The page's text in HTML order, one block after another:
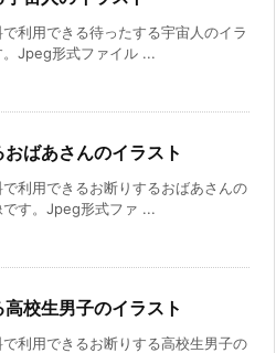
利用できる待ったする宇宙人のイラ
。Jpeg形式ファイル ...
ばあさんのイラスト
利用できるお断りするおばあさんの
です。Jpeg形式ファ ...
校生男子のイラスト
利用できるお断りする高校生男子の